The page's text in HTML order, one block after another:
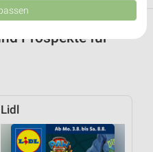
Prospekte für
Lidl
Union weitergegeben und in die